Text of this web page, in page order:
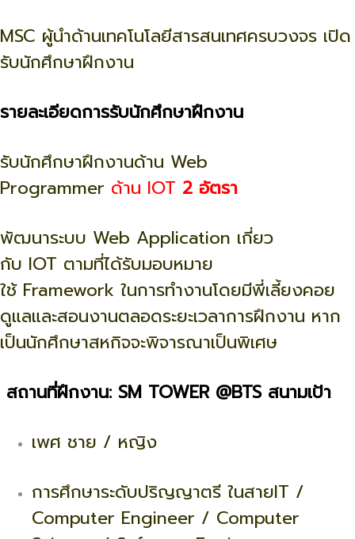
MSC ผู้นำด้านเทคโนโลยีสารสนเทศครบวงจร เปิด
รับนักศึกษาฝึกงาน
รายละเอียดการรับนักศึกษาฝึกงาน
รับนักศึกษาฝึกงานด้าน Web
Programmer ด้าน IOT 2 อัตรา
พัฒนาระบบ Web Application เกี่ยว
กับ IOT ตามที่ได้รับมอบหมาย
ใช้ Framework ในการทำงานโดยมีพี่เลี้ยงคอย
ดูแลและสอนงานตลอดระยะเวลาการฝึกงาน หาก
เป็นนักศึกษาสหกิจจะพิจารณาเป็นพิเศษ
สถานที่ฝึกงาน: SM TOWER @BTS สนามเป้า
เพศ ชาย / หญิง
การศึกษาระดับปริญญาตรี ในสายIT /
Computer Engineer / Computer